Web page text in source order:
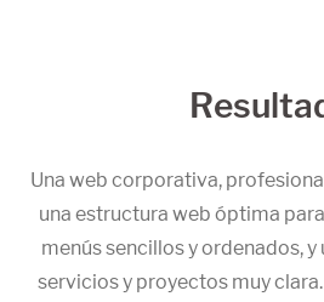
Una web corporativa,
una estructura web óptima
menús sencillos y ordenados,
servicios y proyectos muy